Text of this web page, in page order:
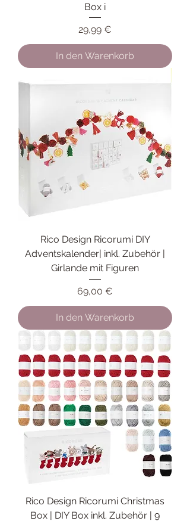
Box i
Preis
29,99 €
In den Warenkorb
Rico Design Ricorumi DIY
Adventskalender| inkl. Zubehör |
Girlande mit Figuren
Preis
69,00 €
In den Warenkorb
Rico Design Ricorumi Christmas
Box | DIY Box inkl. Zubehör | 9